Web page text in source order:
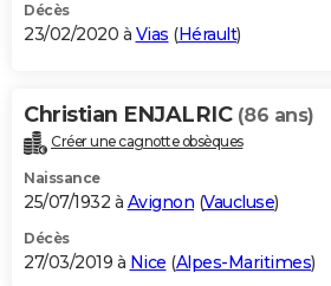
Décès
23/02/2020 à Vias (Hérault)
Christian ENJALRIC (86 ans)
Créer une cagnotte obsèques
Naissance
25/07/1932 à Avignon (Vaucluse)
Décès
27/03/2019 à Nice (Alpes-Maritimes)